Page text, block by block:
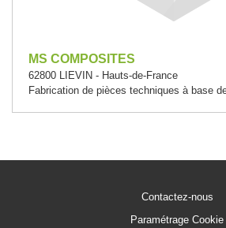
MS COMPOSITES
62800 LIEVIN - Hauts-de-France
Fabrication de pièces techniques à base
Contactez-nous
Paramétrage Cookie